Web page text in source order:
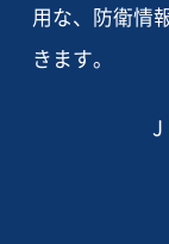
用な、防衛情
きます。
J